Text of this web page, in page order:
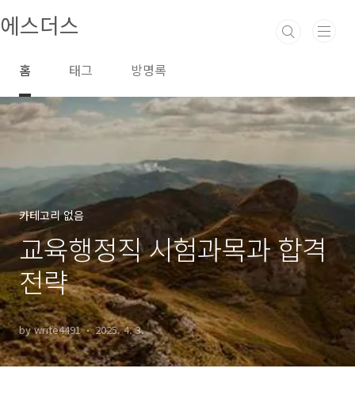
에스더스
홈 태그 방명록
카테고리 없음
교육행정직 시험과목과 합격
전략
by write4491 2025. 4. 3.